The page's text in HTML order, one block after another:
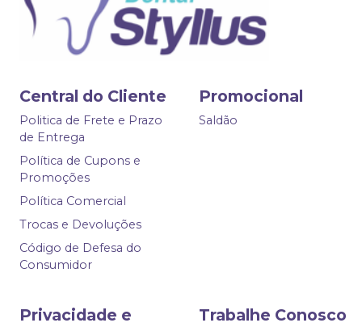
Central do Cliente
Politica de Frete e Prazo
de Entrega
Política de Cupons e
Promoções
Política Comercial
Trocas e Devoluções
Código de Defesa do
Consumidor
Promocional
Saldão
Privacidade e
Trabalhe Conosco